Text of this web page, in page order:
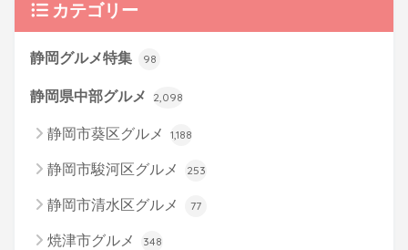
カテゴリー
静岡グルメ特集 98
静岡県中部グルメ 2,098
静岡市葵区グルメ 1,188
静岡市駿河区グルメ 253
静岡市清水区グルメ 77
焼津市グルメ 348